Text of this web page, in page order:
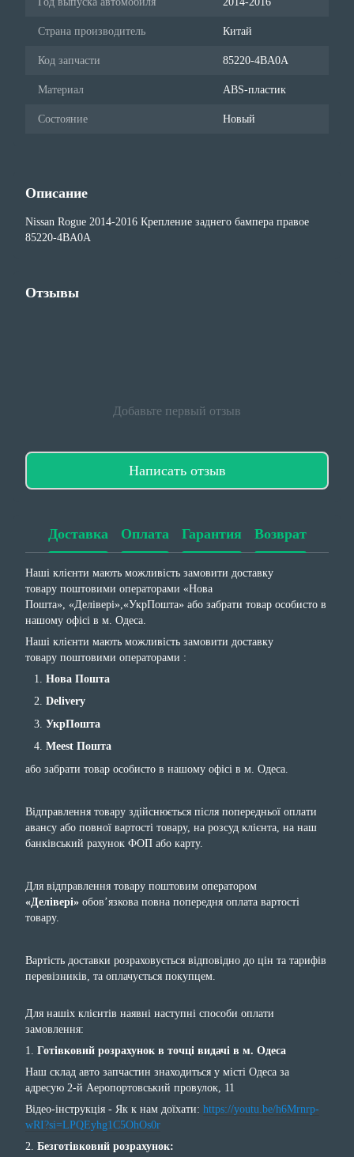
Страна производитель Китай
Код запчасти 85220-4BA0A
Материал ABS-пластик
Состояние Новый
Описание
Nissan Rogue 2014-2016 Крепление заднего бампера правое
85220-4BA0A
Отзывы
Добавьте первый отзыв
Написать отзыв
Доставка Оплата Гарантия Возврат
Наші клієнти мають можливість замовити доставку
товару поштовими операторами «Нова
Пошта», «Делівері»,«УкрПошта» або забрати товар особисто в
нашому офісі в м. Одеса.
Наші клієнти мають можливість замовити доставку
товару поштовими операторами :
Нова Пошта
Delivery
УкрПошта
Meest Пошта
або забрати товар особисто в нашому офісі в м. Одеса.
Відправлення товару здійснюється після попередньої оплати
авансу або повної вартості товару, на розсуд клієнта, на наш
банківський рахунок ФОП або карту.
Для відправлення товару поштовим оператором
«Делівері» обов’язкова повна попередня оплата вартості
товару.
Вартість доставки розраховується відповідно до цін та тарифів
перевізників, та оплачується покупцем.
Для нашіх клієнтів наявні наступні способи оплати
замовлення:
1. Готівковий розрахунок в точці видачі в м. Одеса
Наш склад авто запчастин знаходиться у місті Одеса за
адресую 2-й Аеропортовський провулок, 11
Відео-інструкція - Як к нам доїхати: https://youtu.be/h6Mrnrp-
wRI?si=LPQEyhg1C5OhOs0r
2. Безготівковий розрахунок: